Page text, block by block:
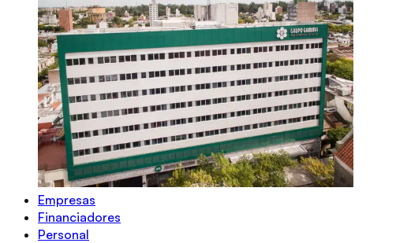
Empresas
Financiadores
Personal